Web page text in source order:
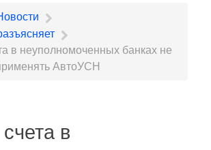
в неуполномоченных банках не
АвтоУСН
в